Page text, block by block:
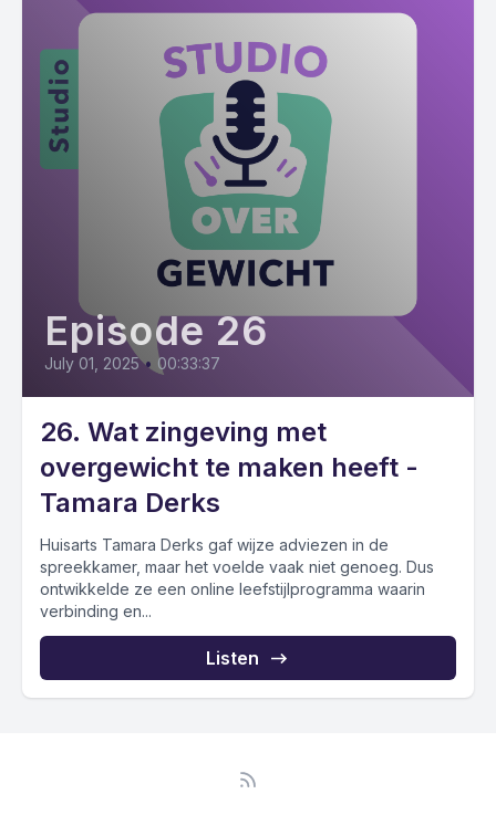
Episode 26
July 01, 2025 • 00:33:37
26. Wat zingeving met
overgewicht te maken heeft -
Tamara Derks
Huisarts Tamara Derks gaf wijze adviezen in de
spreekkamer, maar het voelde vaak niet genoeg. Dus
ontwikkelde ze een online leefstijlprogramma waarin
verbinding en...
Listen